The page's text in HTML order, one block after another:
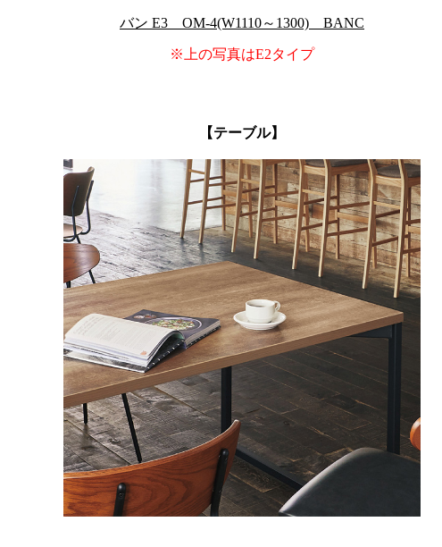
バン E3 OM-4(W1110～1300) BANC
※上の写真はE2タイプ
【テーブル】